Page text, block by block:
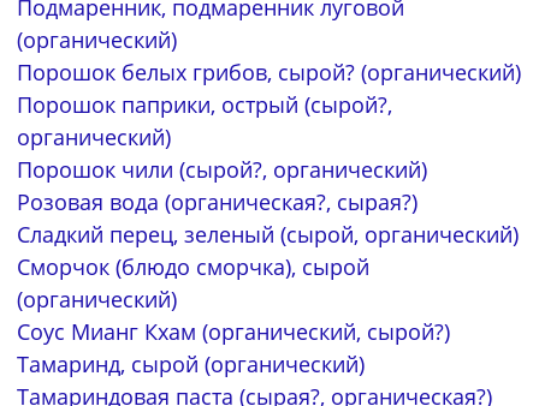
Подмаренник, подмаренник луговой
(органический)
Порошок белых грибов, сырой? (органический)
Порошок паприки, острый (сырой?,
органический)
Порошок чили (сырой?, органический)
Розовая вода (органическая?, сырая?)
Сладкий перец, зеленый (сырой, органический)
Сморчок (блюдо сморчка), сырой
(органический)
Соус Мианг Кхам (органический, сырой?)
Тамаринд, сырой (органический)
Тамариндовая паста (сырая?, органическая?)